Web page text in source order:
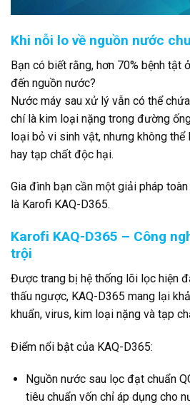
Khi nỗi lo về nguồn nước
Bạn có biết rằng, hơn 70% bệnh tật
đến nguồn nước?
Nước máy sau xử lý vẫn có thể
chí là kim loại nặng trong đường
loại bỏ vi sinh vật, nhưng không
hay tạp chất độc hại.
Gia đình bạn cần một giải pháp
là Karofi KAQ-D365.
Karofi KAQ-D365 – Công
trội
Được trang bị hệ thống lõi lọc hiện
thấu ngược, KAQ-D365 mang lại
khuẩn, virus, kim loại nặng và tạp
Điểm nổi bật của KAQ-D365:
Nguồn nước sau lọc đạt chuẩn
tiêu chuẩn vốn chỉ áp dụng cho